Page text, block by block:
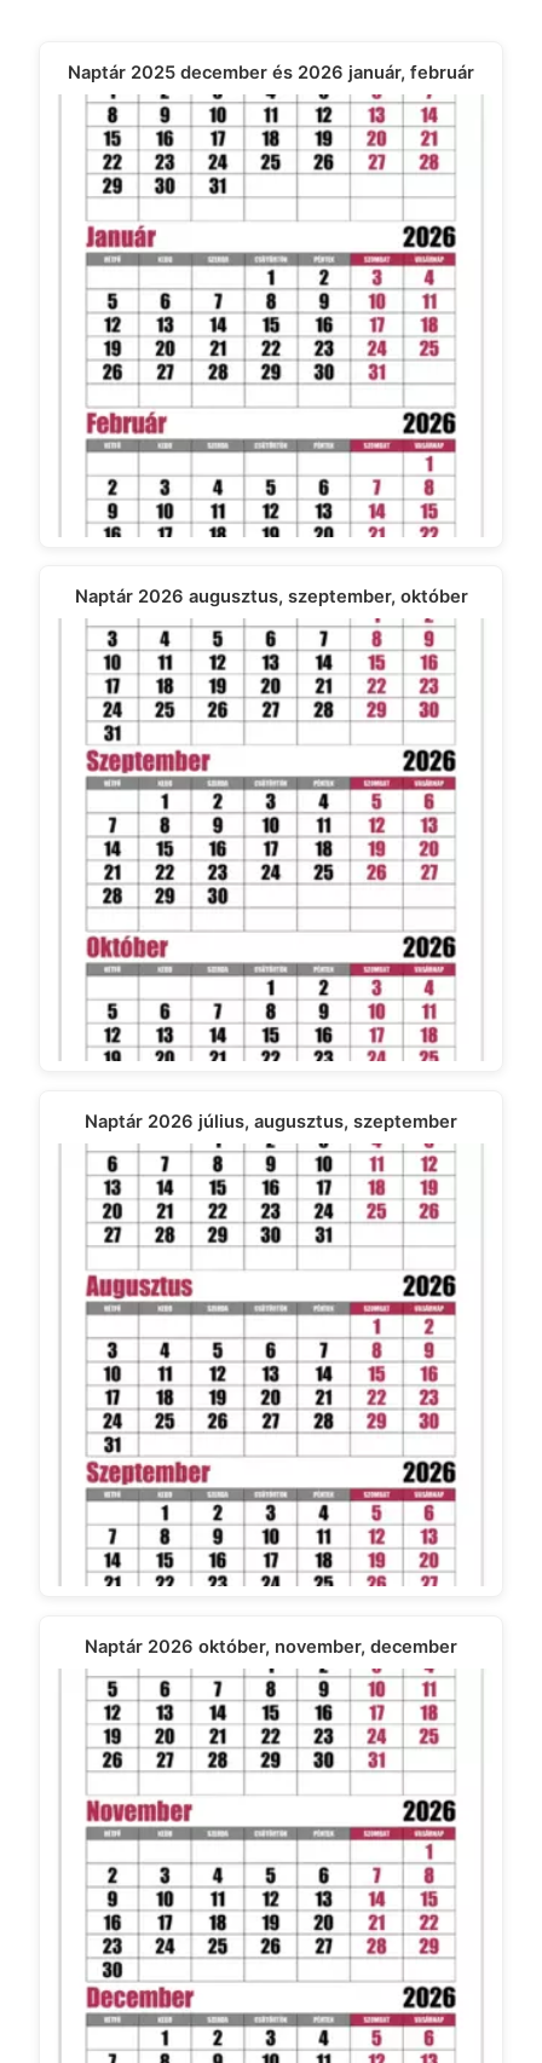
Naptár 2025 december és 2026 január, február
Naptár 2026 augusztus, szeptember, október
Naptár 2026 július, augusztus, szeptember
Naptár 2026 október, november, december